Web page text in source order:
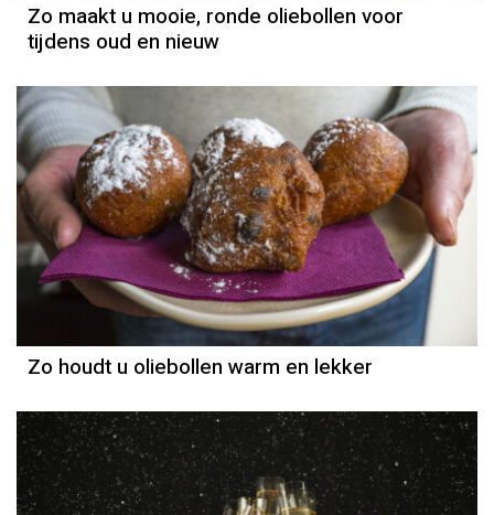
Zo maakt u mooie, ronde oliebollen voor
tijdens oud en nieuw
Zo houdt u oliebollen warm en lekker